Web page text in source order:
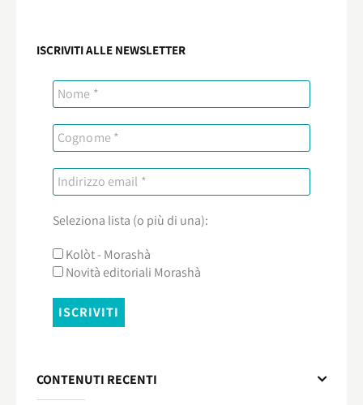
ISCRIVITI ALLE NEWSLETTER
Seleziona lista (o più di una):
Kolòt - Morashà
Novità editoriali Morashà
CONTENUTI RECENTI